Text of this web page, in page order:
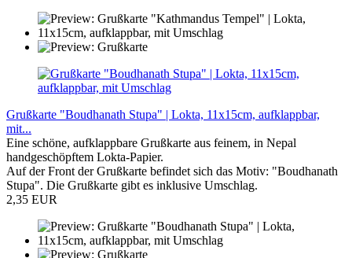
Grußkarte "Boudhanath Stupa" | Lokta, 11x15cm, aufklappbar,
mit...
Eine schöne, aufklappbare Grußkarte aus feinem, in Nepal
handgeschöpftem Lokta-Papier.
Auf der Front der Grußkarte befindet sich das Motiv: "Boudhanath
Stupa". Die Grußkarte gibt es inklusive Umschlag.
2,35 EUR